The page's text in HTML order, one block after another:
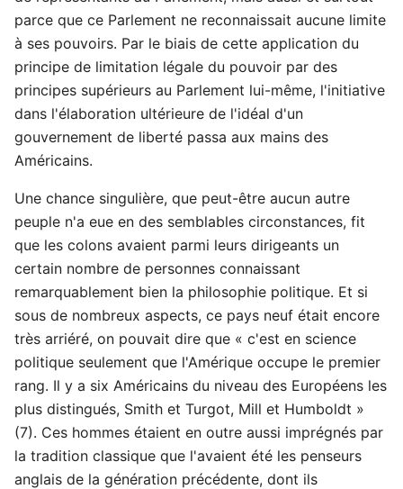
parce que ce Parlement ne reconnaissait aucune limite
à ses pouvoirs. Par le biais de cette application du
principe de limitation légale du pouvoir par des
principes supérieurs au Parlement lui-même, l'initiative
dans l'élaboration ultérieure de l'idéal d'un
gouvernement de liberté passa aux mains des
Américains.
Une chance singulière, que peut-être aucun autre
peuple n'a eue en des semblables circonstances, fit
que les colons avaient parmi leurs dirigeants un
certain nombre de personnes connaissant
remarquablement bien la philosophie politique. Et si
sous de nombreux aspects, ce pays neuf était encore
très arriéré, on pouvait dire que « c'est en science
politique seulement que l'Amérique occupe le premier
rang. Il y a six Américains du niveau des Européens les
plus distingués, Smith et Turgot, Mill et Humboldt »
(7). Ces hommes étaient en outre aussi imprégnés par
la tradition classique que l'avaient été les penseurs
anglais de la génération précédente, dont ils